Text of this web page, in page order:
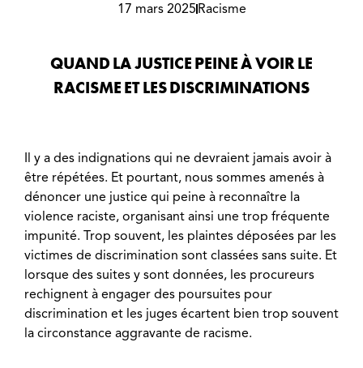
17 mars 2025Racisme
QUAND LA JUSTICE PEINE À VOIR LE
RACISME ET LES DISCRIMINATIONS
Il y a des indignations qui ne devraient jamais avoir à
être répétées. Et pourtant, nous sommes amenés à
dénoncer une justice qui peine à reconnaître la
violence raciste, organisant ainsi une trop fréquente
impunité. Trop souvent, les plaintes déposées par les
victimes de discrimination sont classées sans suite. Et
lorsque des suites y sont données, les procureurs
rechignent à engager des poursuites pour
discrimination et les juges écartent bien trop souvent
la circonstance aggravante de racisme.